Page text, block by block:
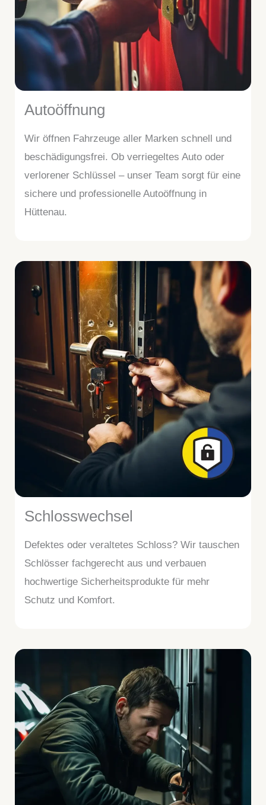
Autoöffnung
Wir öffnen Fahrzeuge aller Marken schnell und
beschädigungsfrei. Ob verriegeltes Auto oder
verlorener Schlüssel – unser Team sorgt für eine
sichere und professionelle Autoöffnung in
Hüttenau.
Schlosswechsel
Defektes oder veraltetes Schloss? Wir tauschen
Schlösser fachgerecht aus und verbauen
hochwertige Sicherheitsprodukte für mehr
Schutz und Komfort.